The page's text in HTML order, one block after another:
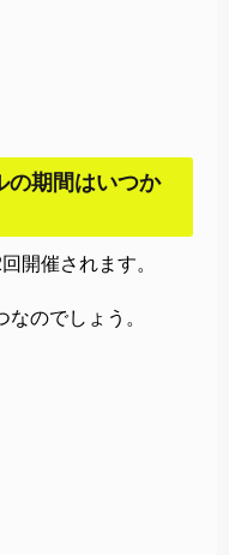
の期間はいつか
開催されます。
のでしょう。